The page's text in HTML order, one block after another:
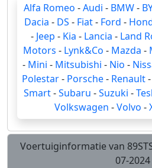
Alfa Romeo -Audi - BMW-
Dacia - DS - Fiat- Ford -
- Jeep - Kia - Lancia - Land
Motors - Lynk&Co - Mazda -
- Mini - Mitsubishi - Nio -
Polestar- Porsche- Renault-
Smart-Subaru -Suzuki -
Volkswagen -Volvo -
Voertuiginformatie van
07-2024